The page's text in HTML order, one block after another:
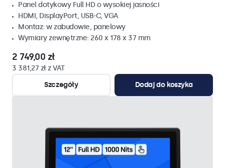
Panel dotykowy Full HD o wysokiej jasności
HDMI, DisplayPort, USB-C, VGA
Montaz: w zabudowie, panelowy
Wymiary zewnętrzne: 260 x 178 x 37 mm
2 749,00 zł
3 381,27 zł z VAT
Szczegóły
Dodaj do koszyka